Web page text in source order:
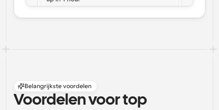
Belangrijkste voordelen
Voordelen voor top